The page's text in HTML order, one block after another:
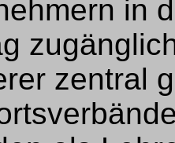
in
zentral